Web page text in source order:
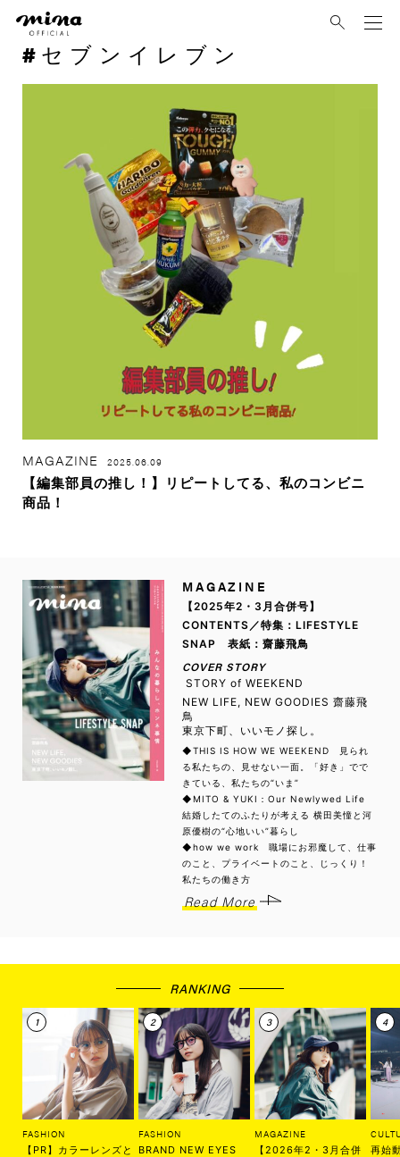
セブンイレブン
MAGAZINE 2025.06.09
【編集部員の推し！】リピートしてる、私のコンビニ
商品！
MAGAZINE
【2025年2・3月合併号】
CONTENTS／特集：LIFESTYLE
SNAP 表紙：齋藤飛鳥
COVER STORY
STORY of WEEKEND
NEW LIFE, NEW GOODIES 齋藤飛
鳥
東京下町、いいモノ探し。
◆THIS IS HOW WE WEEKEND 見られ
る私たちの、見せない一面。「好き」でで
きている、私たちの“いま”
◆MITO & YUKI：Our Newlywed Life
結婚したてのふたりが考える 横田美憧と河
原優樹の“心地いい”暮らし
◆how we work 職場にお邪魔して、仕事
のこと、プライベートのこと、じっくり！
私たちの働き方
Read More
RANKING
FASHION
【PR】カラーレンズと
FASHION
BRAND NEW EYES
MAGAZINE
【2026年2・3月合併
再始